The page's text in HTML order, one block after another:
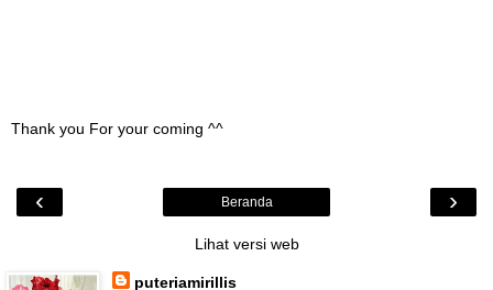
Thank you For your coming ^^
‹ ›
Beranda
Lihat versi web
puteriamirillis